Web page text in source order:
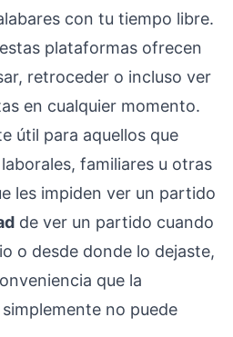
con tu tiempo libre.
plataformas ofrecen
retroceder o incluso ver
en cualquier momento.
útil para aquellos que
familiares u otras
les impiden ver un partido
de ver un partido cuando
o desde donde lo dejaste,
que la
no puede